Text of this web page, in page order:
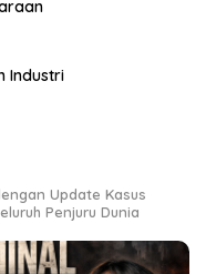
Industri
Update Kasus
Penjuru Dunia